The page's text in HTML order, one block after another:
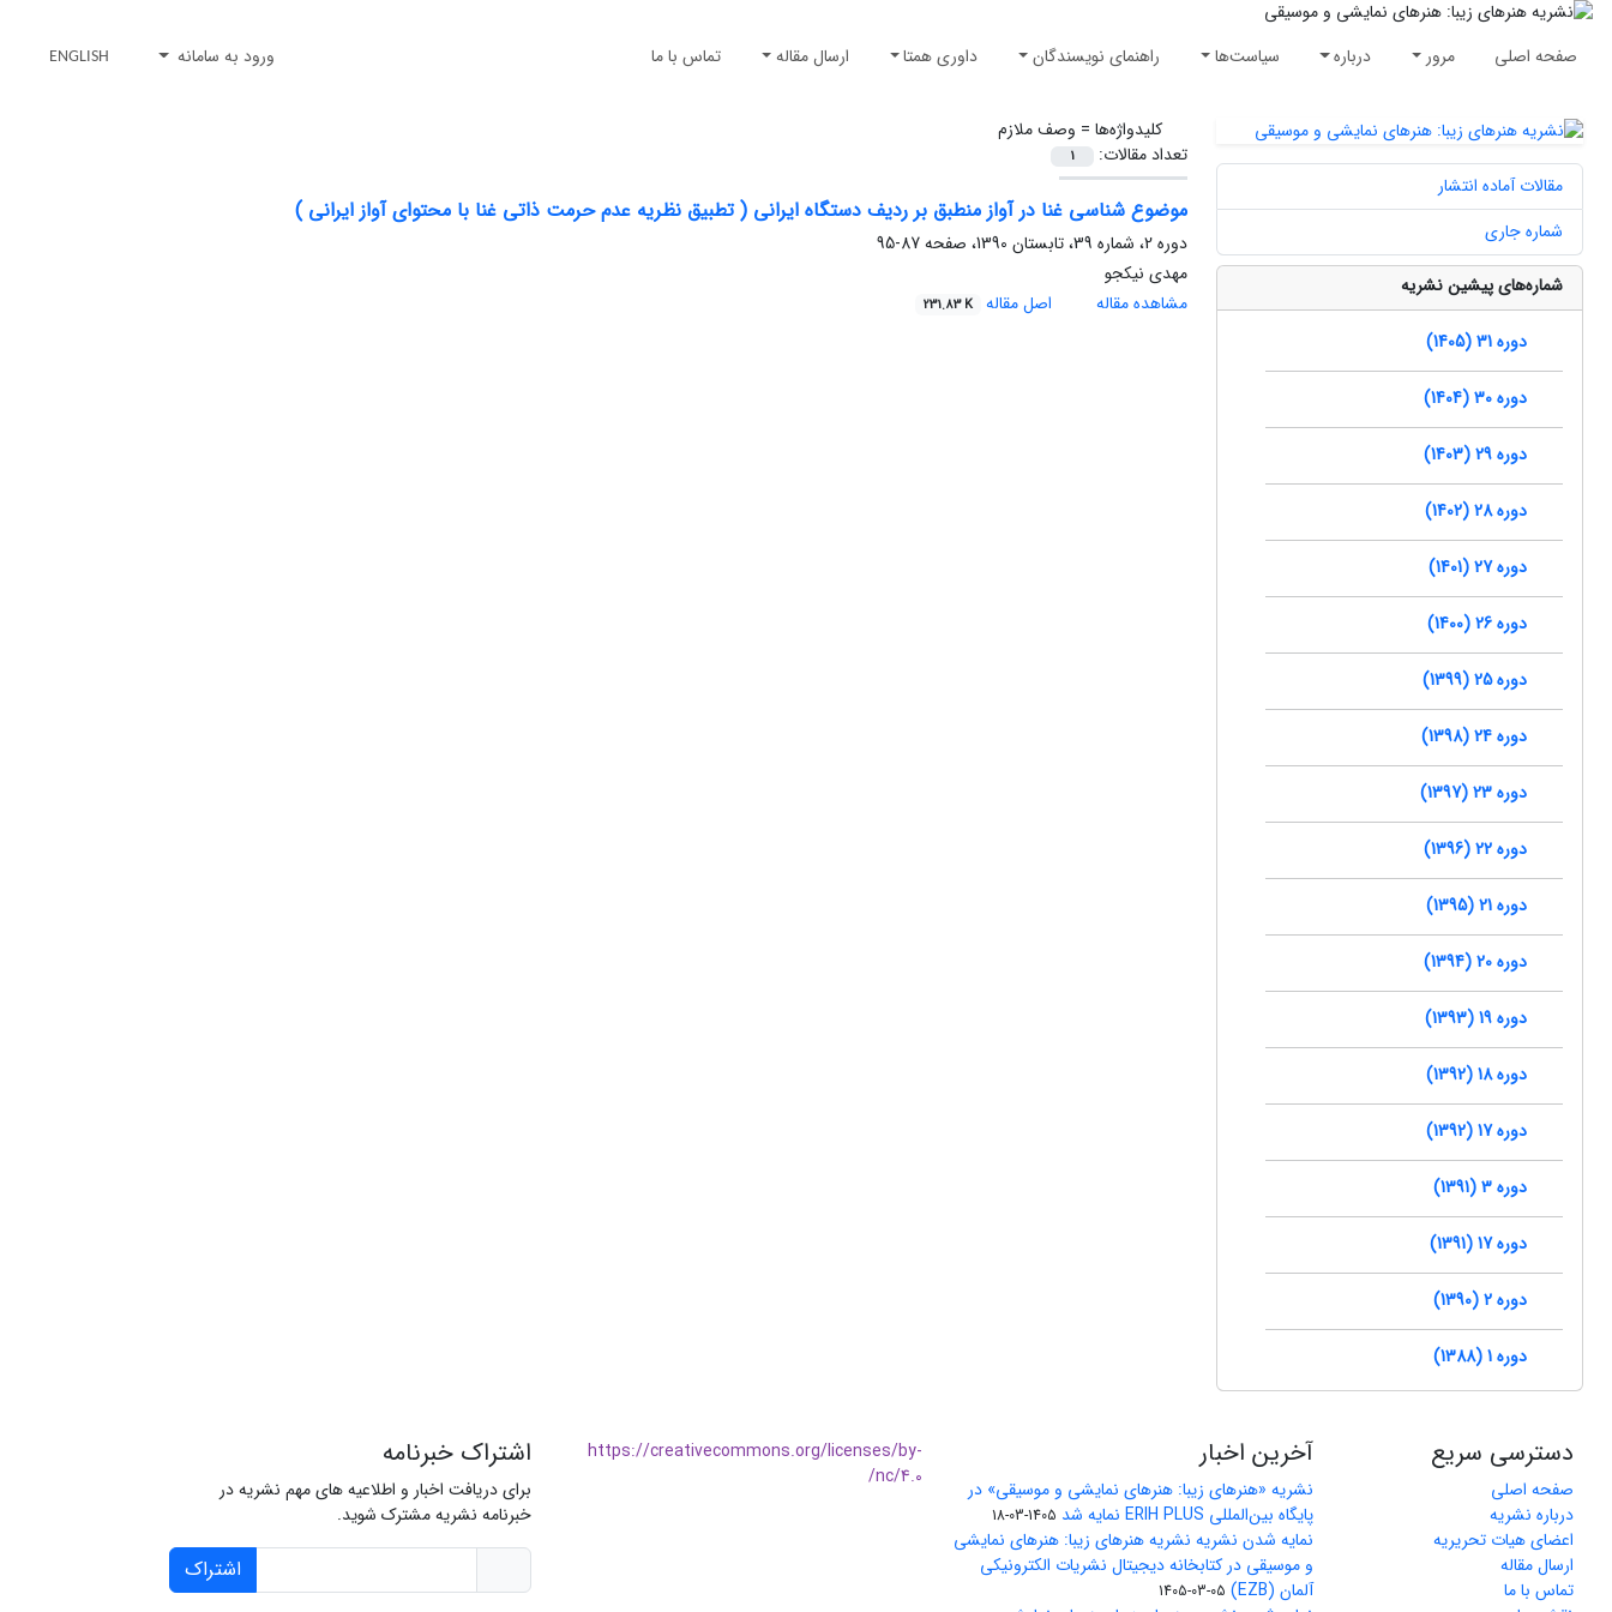
صفحه اصلی مرور درباره سیاست‌ها راهنمای نویسندگان داوری همتا ارسال مقاله تماس با ما ورود به سامانه ENGLISH
کلیدواژه‌ها = وصف ملازم
تعداد مقالات:
1
موضوع شناسی غنا در آواز منطبق بر ردیف دستگاه ایرانی ( تطبیق نظریه عدم حرمت ذاتی غنا با محتوای آواز ایرانی )
دوره 2، شماره 39، تابستان 1390، صفحه
87-95
مهدی نیکجو
مشاهده مقاله
اصل مقاله 231.83 K
مقالات آماده انتشار
شماره جاری
شماره‌های پیشین نشریه
دوره 31 (1405)
دوره 30 (1404)
دوره 29 (1403)
دوره 28 (1402)
دوره 27 (1401)
دوره 26 (1400)
دوره 25 (1399)
دوره 24 (1398)
دوره 23 (1397)
دوره 22 (1396)
دوره 21 (1395)
دوره 20 (1394)
دوره 19 (1393)
دوره 18 (1392)
دوره 17 (1392)
دوره 3 (1391)
دوره 17 (1391)
دوره 2 (1390)
دوره 1 (1388)
دسترسی سریع
صفحه اصلی
درباره نشریه
اعضای هیات تحریریه
ارسال مقاله
تماس با ما
آخرین اخبار
نشریه «هنرهای زیبا: هنرهای نمایشی و موسیقی» در
پایگاه بین‌المللی ERIH PLUS نمایه شد
1405-03-18
نمایه شدن نشریه نشریه هنرهای زیبا: هنرهای نمایشی
و موسیقی در کتابخانه دیجیتال نشریات الکترونیکی
آلمان (EZB)
1405-03-05
https://creativecommons.org/licenses/by-
nc/4.0/
اشتراک خبرنامه
برای دریافت اخبار و اطلاعیه های مهم نشریه در
خبرنامه نشریه مشترک شوید.
اشتراک